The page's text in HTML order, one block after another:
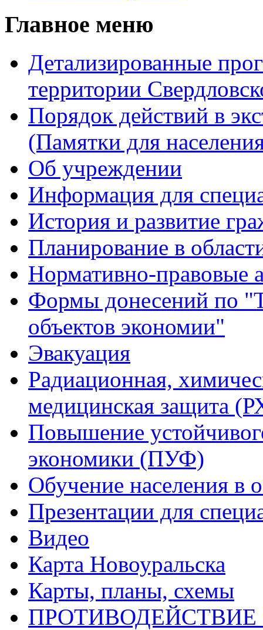
Главное меню
Детализированные
территории
Порядок действий в
(Памятки для
Об учреждении
Информация для
История и развитие
Планирование в
Нормативно-
Формы донесений по
объектов экономии"
Эвакуация
Радиационная,
медицинская защита
Повышение
экономики (ПУФ)
Обучение населения
Презентации для
Видео
Карта Новоуральска
Карты, планы, схемы